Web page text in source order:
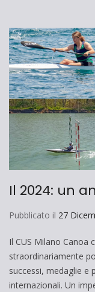
Il 2024: un
Pubblicato il 27
Il CUS Milano Canoa
straordinariamente
successi, medaglie e
internazionali. Un